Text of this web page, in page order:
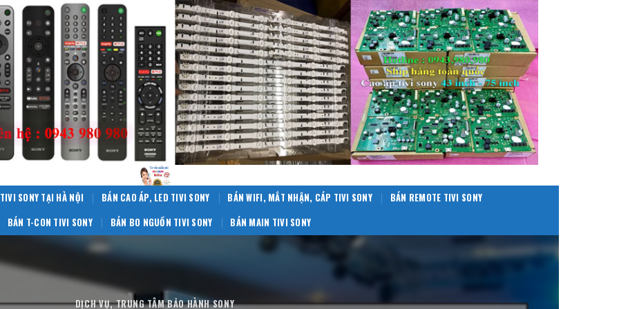
SONY TẠI HÀ NỘI BÁN CAO ÁP, LED TIVI SONY BÁN WIFI, MẮT NHẬN, CÁP TIVI SONY
BÁN REMOTE TIVI SONY
BÁN T-CON TIVI SONY
BÁN BO NGUỒN TIVI SONY BÁN MAIN TIVI SONY
DỊCH VỤ,TRUNG TÂM BẢO HÀNH SONY